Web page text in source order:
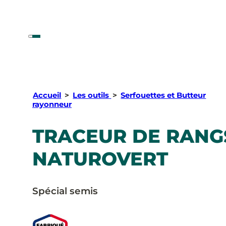
Accueil > Les outils > Serfouettes et Butteur
rayonneur
TRACEUR DE
NATUROVERT
Spécial semis